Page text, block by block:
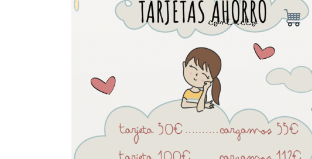
CONTACTO